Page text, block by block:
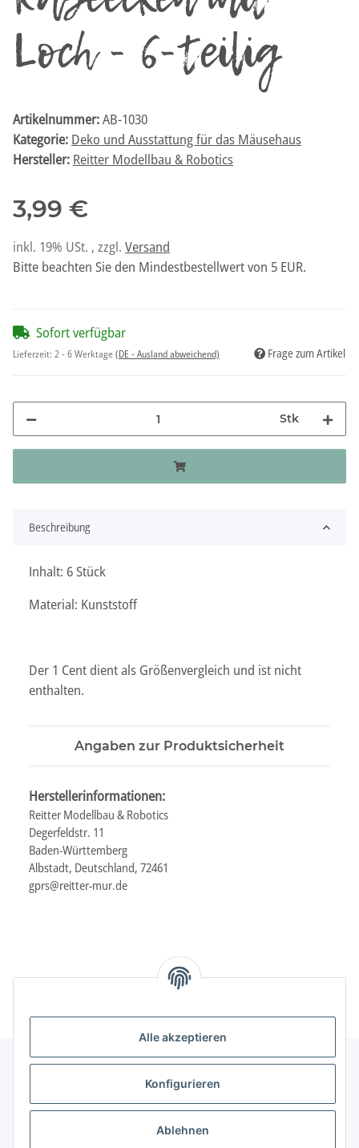
Alle akzeptieren
Konfigurieren
Ablehnen
Loch - 6-teilig
Artikelnummer:AB-1030
Kategorie: Deko und Ausstattung für das Mäusehaus
Hersteller: Reitter Modellbau & Robotics
3,99 €
inkl. 19% USt. , zzgl. Versand
Bitte beachten Sie den Mindestbestellwert von 5 EUR.
Sofort verfügbar
Lieferzeit: 2 - 6 Werktage(DE - Ausland abweichend) Frage zum Artikel
Stk
Beschreibung
Inhalt: 6 Stück
Material: Kunststoff
Der 1 Cent dient als Größenvergleich und ist nicht
enthalten.
Angaben zur Produktsicherheit
Herstellerinformationen:
Reitter Modellbau & Robotics
Degerfeldstr. 11
Baden-Württemberg
Albstadt, Deutschland, 72461
gprs@reitter-mur.de
Informationen